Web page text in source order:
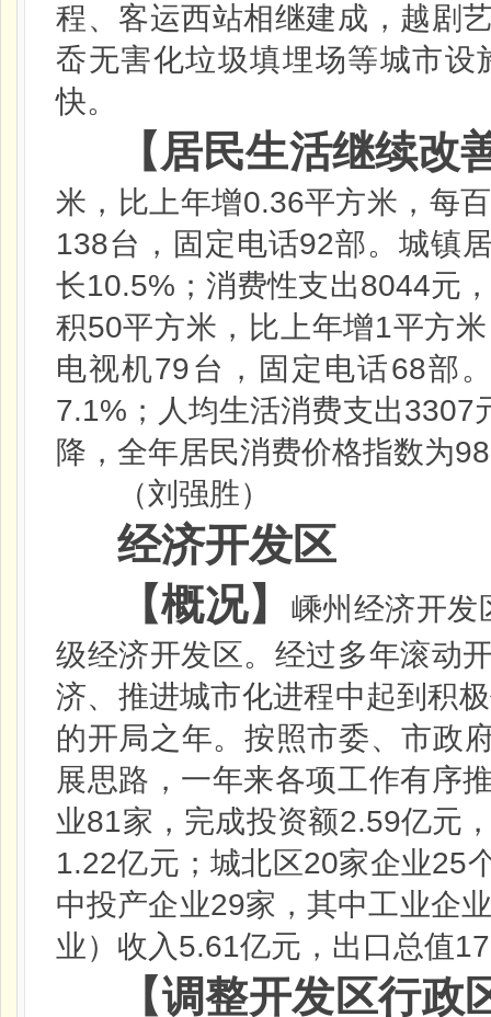
程、客运西站相继建成，越剧
岙无害化垃圾填埋场等城市
快。
【居民生活继续改
米，比上年增0.36平方米，每
138台，固定电话92部。城镇
长10.5% ；消费性支出8044元
积50平方米，比上年增1平方
电视机79台，固定电话68部
7.1% ；人均生活消费支出3307
降，全年居民消费价格指数为
（刘强胜）
经济开发区
【概况】
嵊州经济开发
级经济开发区。经过多年滚动
济、推进城市化进程中起到积
的开局之年。按照市委、市政
展思路，一年来各项工作有序
业81家，完成投资额2.59亿元
1.22亿元；城北区20家企业25
中投产企业29家，其中工业企业
业）收入5.61亿元，出口总值
【调整开发区行